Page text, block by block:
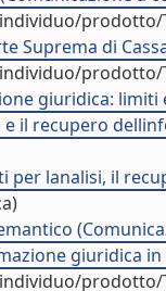
prodotto/
Suprema di
prodotto/
giuridica:
il recupero
lanalisi, il
giuridica
prodotto/